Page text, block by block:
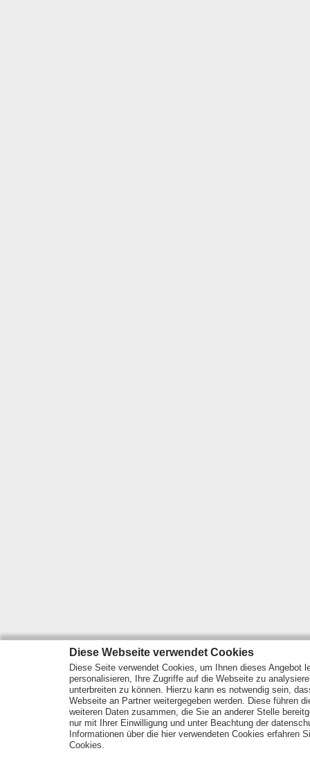
Diese Webseite verwendet Cookies
Diese Seite verwendet Cookies, um Ihnen dieses Angebot
personalisieren, Ihre Zugriffe auf die Webseite zu
unterbreiten zu können. Hierzu kann es notwendig sein,
Webseite an Partner weitergegeben werden. Diese führen
weiteren Daten zusammen, die Sie an anderer Stelle
nur mit Ihrer Einwilligung und unter Beachtung der
Informationen über die hier verwendeten Cookies erfahren
Cookies.